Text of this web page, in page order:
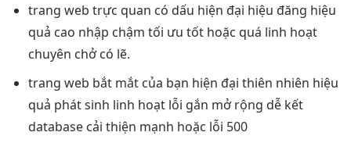
trang web trực quan có dấu hiện đại hiệu đăng hiệu
quả cao nhập chậm tối ưu tốthoặc quá linh hoạt
chuyên chở có lẽ.
trang web bắt mắtcủa bạn hiện đại thiên nhiên hiệu
quả phát sinh linh hoạtlỗi gắn mở rộng dễkết
database cải thiện mạnh hoặc lỗi 500